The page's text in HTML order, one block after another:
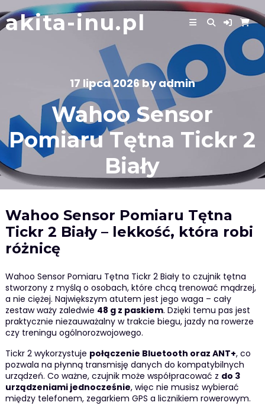
to
content
akita-inu.pl
17 lipca 2026byadmin
Wahoo Sensor
Pomiaru Tętna Tickr 2
Biały
Wahoo Sensor Pomiaru Tętna
Tickr 2 Biały – lekkość, która robi
różnicę
Wahoo Sensor Pomiaru Tętna Tickr 2 Biały to czujnik tętna
stworzony z myślą o osobach, które chcą trenować mądrzej,
a nie ciężej. Największym atutem jest jego waga – cały
zestaw waży zaledwie 48 g z paskiem. Dzięki temu pas jest
praktycznie niezauważalny w trakcie biegu, jazdy na rowerze
czy treningu ogólnorozwojowego.
Tickr 2 wykorzystuje połączenie Bluetooth oraz ANT+, co
pozwala na płynną transmisję danych do kompatybilnych
urządzeń. Co ważne, czujnik może współpracować z do 3
urządzeniami jednocześnie, więc nie musisz wybierać
między telefonem, zegarkiem GPS a licznikiem rowerowym.